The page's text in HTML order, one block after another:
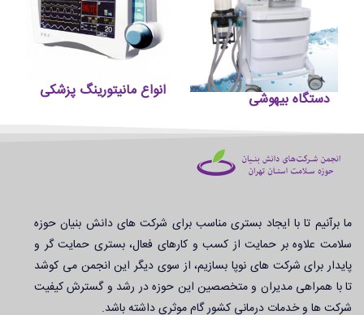
دستگاه بیهوشی انواع مانیتورینگ پزشکی
ما برآنیم تا با ایجاد بستری مناسب برای شرکت های دانش بنیان حوزه
سلامت علاوه بر حمایت از کسب و کارهای فعال، بستری حمایت گر و
پایدار برای شرکت های نوپا بسازیم، از سوی دیگر این انجمن می کوشد
تا با همراهی مدیران و متخصصین این حوزه در رشد و گسترش کیفیت
شرکت ها و خدمات درمانی کشور گام موثری داشته باشد.